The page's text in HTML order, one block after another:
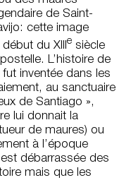
de Saint-
cette image
du XIII e siècle
L’histoire de
fut inventée dans les
au sanctuaire
de Santiago »,
lui donnait la
de maures) ou
à l’époque
débarrassée des
mais que les